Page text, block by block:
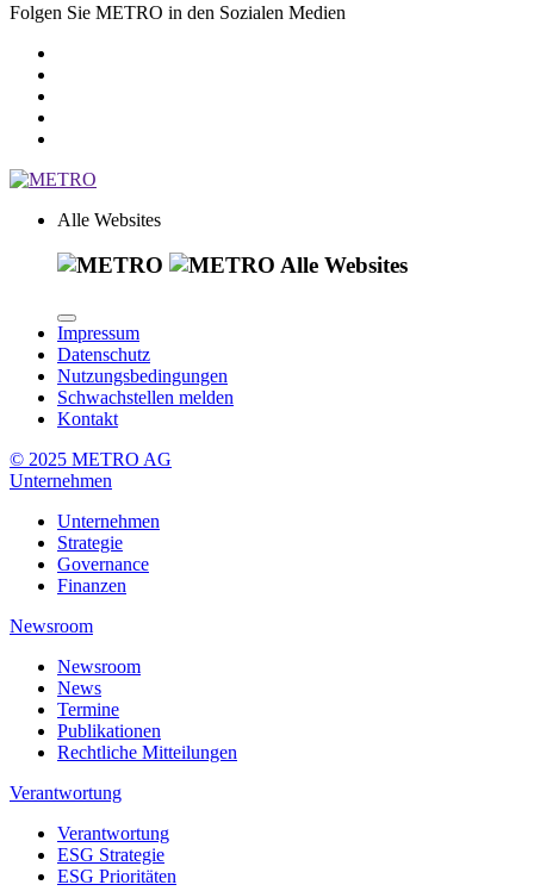
Folgen Sie METRO in den Sozialen Medien
Alle Websites
Alle Websites
Impressum
Datenschutz
Nutzungsbedingungen
Schwachstellen melden
Kontakt
© 2025 METRO AG
Unternehmen
Unternehmen
Strategie
Governance
Finanzen
Newsroom
Newsroom
News
Termine
Publikationen
Rechtliche Mitteilungen
Verantwortung
Verantwortung
ESG Strategie
ESG Prioritäten